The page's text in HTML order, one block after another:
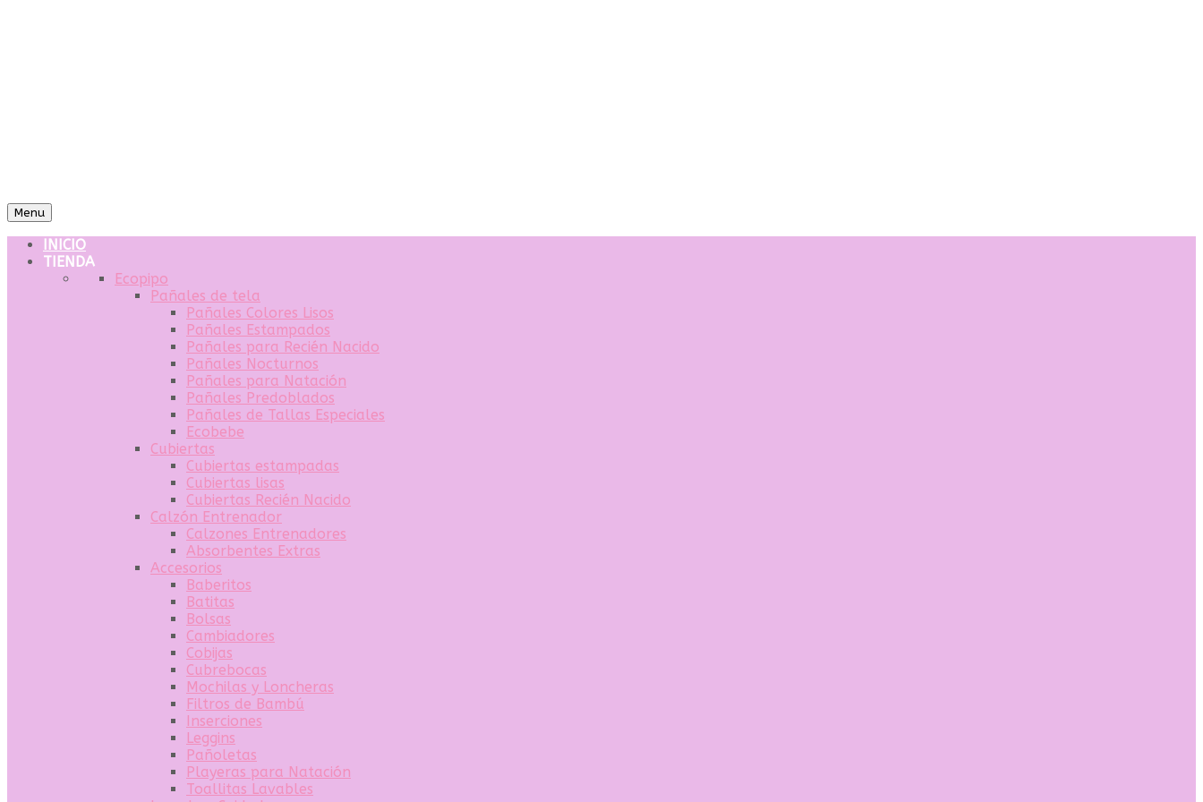
Menu
INICIO
TIENDA
Ecopipo
Pañales de tela
Pañales Colores Lisos
Pañales Estampados
Pañales para Recién Nacido
Pañales Nocturnos
Pañales para Natación
Pañales Predoblados
Pañales de Tallas Especiales
Ecobebe
Cubiertas
Cubiertas estampadas
Cubiertas lisas
Cubiertas Recién Nacido
Calzón Entrenador
Calzones Entrenadores
Absorbentes Extras
Accesorios
Baberitos
Batitas
Bolsas
Cambiadores
Cobijas
Cubrebocas
Mochilas y Loncheras
Filtros de Bambú
Inserciones
Leggins
Pañoletas
Playeras para Natación
Toallitas Lavables